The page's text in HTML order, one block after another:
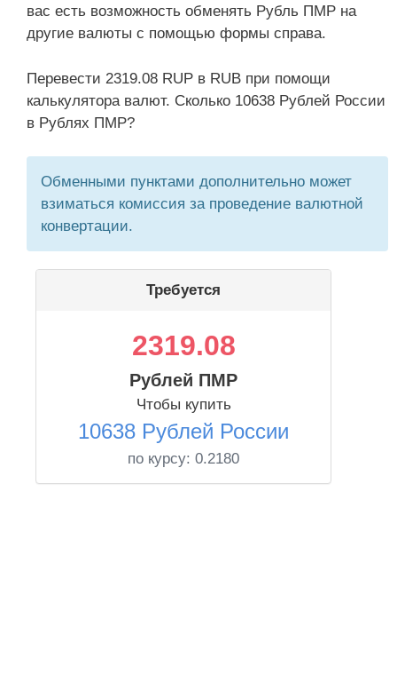
вас есть возможность обменять Рубль ПМР на
другие валюты с помощью формы справа.
Перевести 2319.08 RUP в RUB при помощи
калькулятора валют. Сколько 10638 Рублей России
в Рублях ПМР?
Обменными пунктами дополнительно может
взиматься комиссия за проведение валютной
конвертации.
Требуется
2319.08
Рублей ПМР
Чтобы купить
10638 Рублей России
по курсу: 0.2180